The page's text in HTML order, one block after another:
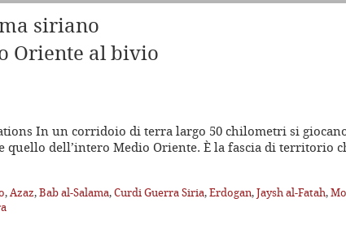
siriano
Oriente al bivio
In un corridoio di terra largo 50 chilometri si
quello dell’intero Medio Oriente. È la fascia di territorio
,Azaz,Bab al-Salama,Curdi Guerra Siria,Erdogan,Jaysh al-Fatah,